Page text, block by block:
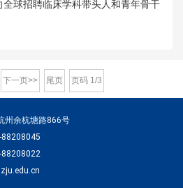
全球招聘临床学科带头人和青年骨干
下一页>> 尾页 页码 1 /3
州余杭塘路866号